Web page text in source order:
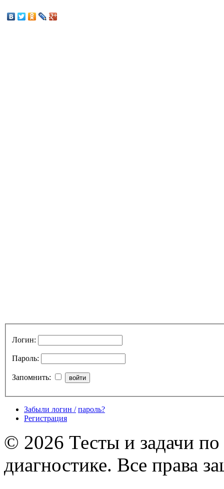
Логин:
Пароль:
Запомнить:
Забыли логин / пароль?
Регистрация
© 2026 Тесты и задачи
диагностике. Все права